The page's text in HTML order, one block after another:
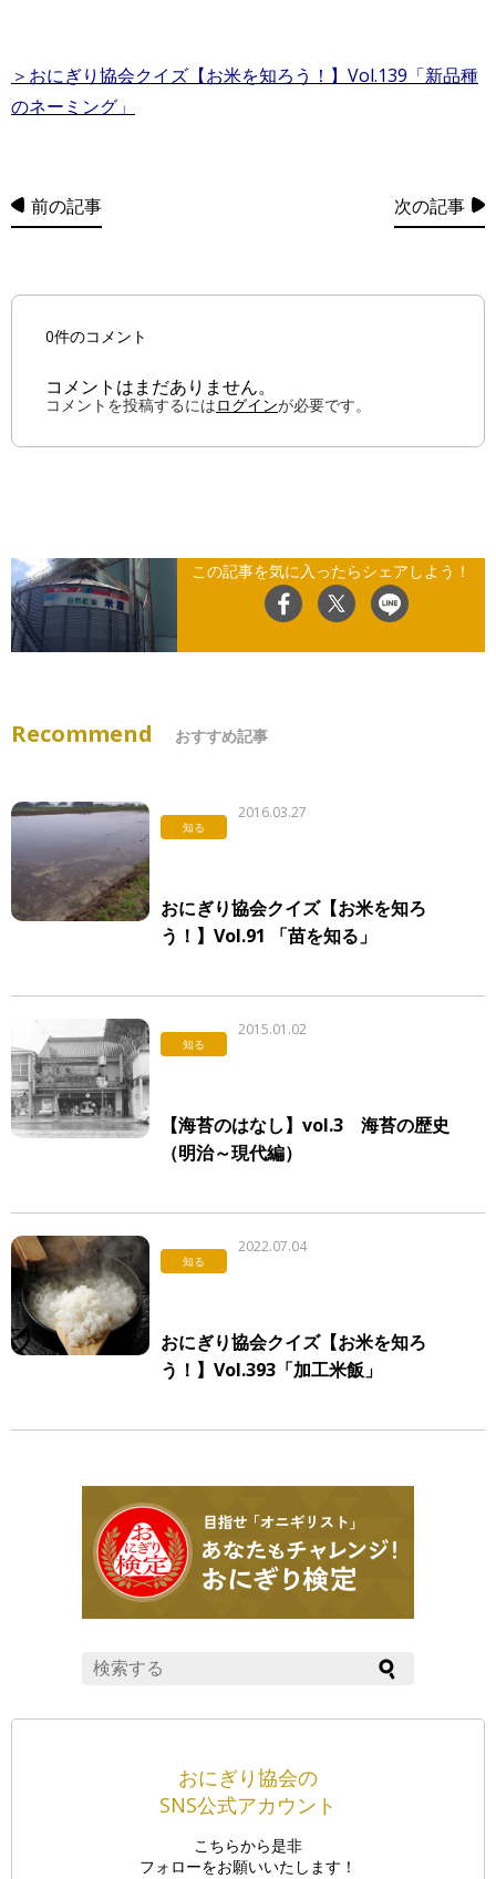
＞おにぎり協会クイズ【お米を知ろう！】Vol.139 「新品種
のネーミング」
前の記事 次の記事
0件のコメント
コメントはまだありません。
コメントを投稿するにはログインが必要です。
この記事を気に入ったらシェアしよう！
Recommend おすすめ記事
知る
2016.03.27
おにぎり協会クイズ【お米を知ろ
う！】Vol.91 「苗を知る」
知る
2015.01.02
【海苔のはなし】vol.3 海苔の歴史
（明治～現代編）
知る
2022.07.04
おにぎり協会クイズ【お米を知ろ
う！】Vol.393「加工米飯」
おにぎり協会の
SNS公式アカウント
こちらから是非
フォローをお願いいたします！